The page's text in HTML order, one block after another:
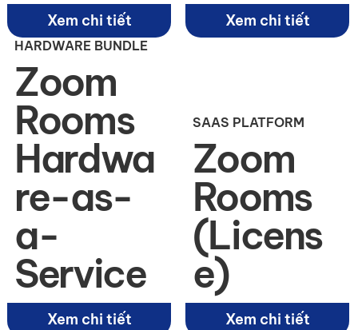
Xem chi tiết Xem chi tiết
HARDWARE BUNDLE
Zoom
Rooms
Hardwa
re-as-
a-
Service
Xem chi tiết
SAAS PLATFORM
Zoom
Rooms
(Licens
e)
Xem chi tiết